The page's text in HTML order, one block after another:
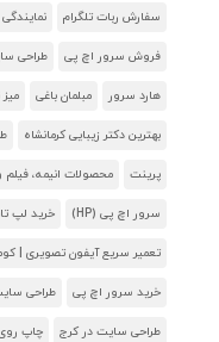
سفارش ربات تلگرام نمایندگی
فروش سرور اچ پی طراحی
هارد سرور مبلمان باغی
بهترین دکتر زیبایی کرمانشاه
پرینت محصولات انیمه، فیلم
سرور اچ پی (HP) خرید لپ
تعمیر سریع آیفون تصویری |
خرید سرور اچ پی طراحی
طراحی سایت در کرج چاپ